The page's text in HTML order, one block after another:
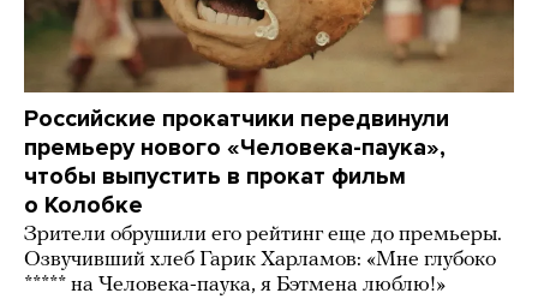
Российские прокатчики передвинули
премьеру нового «Человека-паука»,
чтобы выпустить в прокат фильм
о Колобке
Зрители обрушили его рейтинг еще до премьеры.
Озвучивший хлеб Гарик Харламов: «Мне глубоко
***** на Человека-паука, я Бэтмена люблю!»